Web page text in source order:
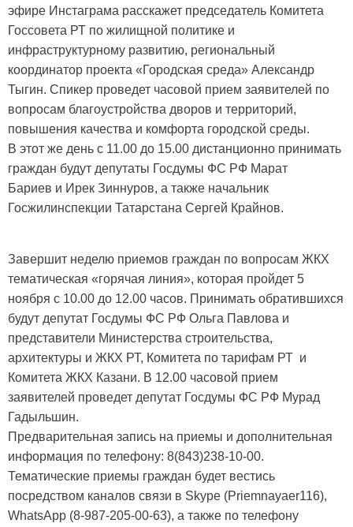
эфире Инстаграма расскажет председатель Комитета
Госсовета РТ по жилищной политике и
инфраструктурному развитию, региональный
координатор проекта «Городская среда» Александр
Тыгин. Спикер проведет часовой прием заявителей по
вопросам благоустройства дворов и территорий,
повышения качества и комфорта городской среды.
В этот же день с 11.00 до 15.00 дистанционно принимать
граждан будут депутаты Госдумы ФС РФ Марат
Бариев и Ирек Зиннуров, а также начальник
Госжилинспекции Татарстана Сергей Крайнов.
Завершит неделю приемов граждан по вопросам ЖКХ
тематическая «горячая линия», которая пройдет 5
ноября с 10.00 до 12.00 часов. Принимать обратившихся
будут депутат Госдумы ФС РФ Ольга Павлова и
представители Министерства строительства,
архитектуры и ЖКХ РТ, Комитета по тарифам РТ и
Комитета ЖКХ Казани. В 12.00 часовой прием
заявителей проведет депутат Госдумы ФС РФ Мурад
Гадыльшин.
Предварительная запись на приемы и дополнительная
информация по телефону: 8(843)238-10-00.
Тематические приемы граждан будет вестись
посредством каналов связи в Skype (Priemnayaer116),
WhatsApp (8-987-205-00-63), а также по телефону